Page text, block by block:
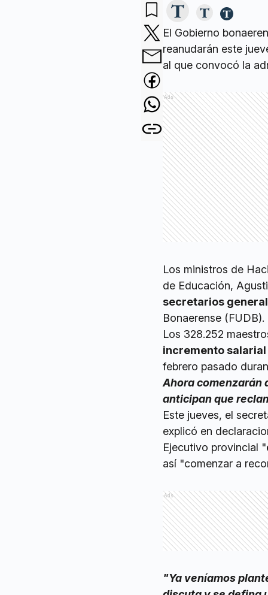
El Gobierno
reanudarán este
al que convocó la
Ads
Los ministros de
de Educación,
secretarios
Bonaerense (FUDB).
Los 328.252
incremento
febrero pasado
Ahora comenzarán
anticipan que
Este jueves, el
explicó en
Ejecutivo provincial "
así "comenzar a
Ads
"Ya veníamos